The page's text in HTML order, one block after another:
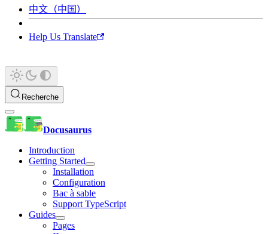
中文（中国）
Help Us Translate
Recherche
Docusaurus
Introduction
Getting Started
Installation
Configuration
Bac à sable
Support TypeScript
Guides
Pages